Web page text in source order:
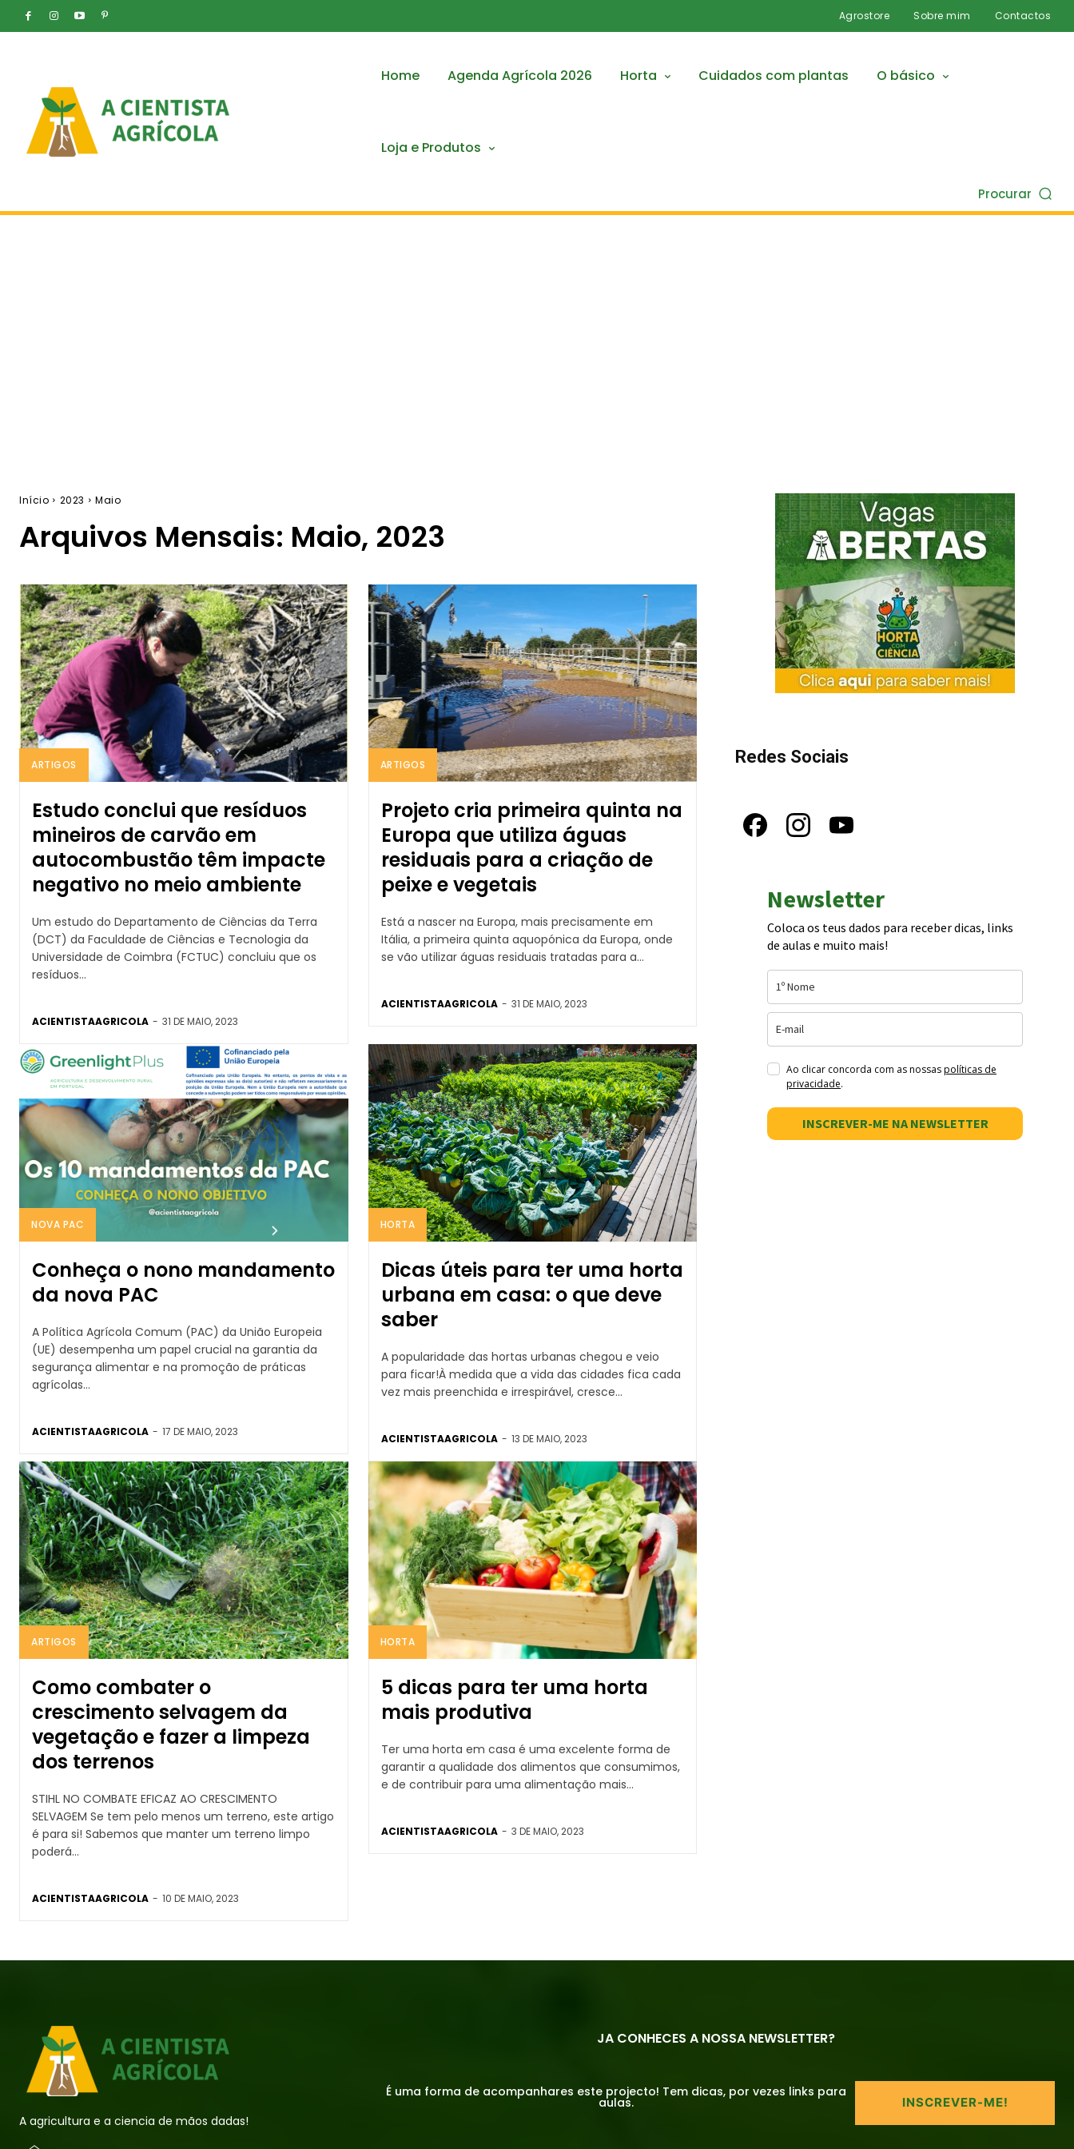
Agrostore Sobre mim Contactos
Home Agenda Agrícola 2026 Horta Cuidados com plantas O básico
Loja e Produtos
Procurar
Início 2023 Maio
Arquivos Mensais: Maio, 2023
ARTIGOS
Estudo conclui que resíduos
mineiros de carvão em
autocombustão têm impacte
negativo no meio ambiente
Um estudo do Departamento de Ciências da Terra
(DCT) da Faculdade de Ciências e Tecnologia da
Universidade de Coimbra (FCTUC) concluiu que os
resíduos...
ACIENTISTAAGRICOLA - 31 DE MAIO, 2023
ARTIGOS
Projeto cria primeira quinta na
Europa que utiliza águas
residuais para a criação de
peixe e vegetais
Está a nascer na Europa, mais precisamente em
Itália, a primeira quinta aquopónica da Europa, onde
se vão utilizar águas residuais tratadas para a...
ACIENTISTAAGRICOLA - 31 DE MAIO, 2023
NOVA PAC
Conheça o nono mandamento
da nova PAC
A Política Agrícola Comum (PAC) da União Europeia
(UE) desempenha um papel crucial na garantia da
segurança alimentar e na promoção de práticas
agrícolas...
ACIENTISTAAGRICOLA - 17 DE MAIO, 2023
HORTA
Dicas úteis para ter uma horta
urbana em casa: o que deve
saber
A popularidade das hortas urbanas chegou e veio
para ficar!À medida que a vida das cidades fica cada
vez mais preenchida e irrespirável, cresce...
ACIENTISTAAGRICOLA - 13 DE MAIO, 2023
ARTIGOS
Como combater o
crescimento selvagem da
vegetação e fazer a limpeza
dos terrenos
STIHL NO COMBATE EFICAZ AO CRESCIMENTO
SELVAGEM Se tem pelo menos um terreno, este artigo
é para si! Sabemos que manter um terreno limpo
poderá...
ACIENTISTAAGRICOLA - 10 DE MAIO, 2023
HORTA
5 dicas para ter uma horta
mais produtiva
Ter uma horta em casa é uma excelente forma de
garantir a qualidade dos alimentos que consumimos,
e de contribuir para uma alimentação mais...
ACIENTISTAAGRICOLA - 3 DE MAIO, 2023
Redes Sociais
Newsletter
Coloca os teus dados para receber dicas, links
de aulas e muito mais!
Ao clicar concorda com as nossaspolíticas de
privacidade.
INSCREVER-ME NA NEWSLETTER
A agricultura e a ciencia de mãos dadas!
JA CONHECES A NOSSA NEWSLETTER?
É uma forma de acompanhares este projecto! Tem dicas, por vezes links para
aulas. INSCREVER-ME!